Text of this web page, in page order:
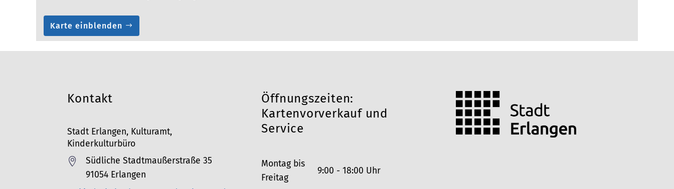
Karte einblenden
Kontakt
Stadt Erlangen, Kulturamt,
Kinderkulturbüro

Südliche Stadtmaußerstraße 35
91054 Erlangen
Öffnungszeiten:
Kartenvorverkauf und
Service
Montag bis
Freitag
9:00 - 18:00 Uhr